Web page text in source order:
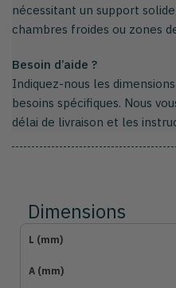
nécessitant un support
chambres froides ou zones
Besoin d’aide ?
Indiquez-nous les
besoins spécifiques. Nous
délai de livraison et les
Dimensions